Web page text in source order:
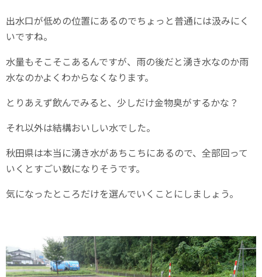
出水口が低めの位置にあるのでちょっと普通には汲みにく
いですね。
水量もそこそこあるんですが、雨の後だと湧き水なのか雨
水なのかよくわからなくなります。
とりあえず飲んでみると、少しだけ金物臭がするかな？
それ以外は結構おいしい水でした。
秋田県は本当に湧き水があちこちにあるので、全部回って
いくとすごい数になりそうです。
気になったところだけを選んでいくことにしましょう。